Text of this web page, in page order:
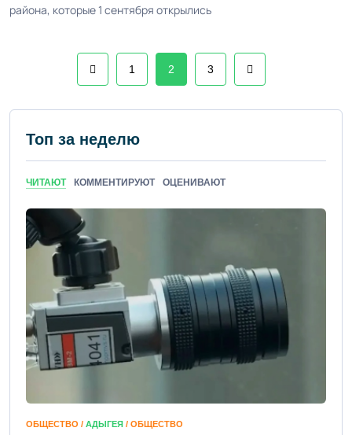
райо­на, которые 1 сентября открылись
1 2 3
Топ за неделю
ЧИТАЮТ КОММЕНТИРУЮТ ОЦЕНИВАЮТ
ОБЩЕСТВО / АДЫГЕЯ / ОБЩЕСТВО